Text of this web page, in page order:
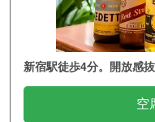
新宿駅徒歩4分。開放感
空